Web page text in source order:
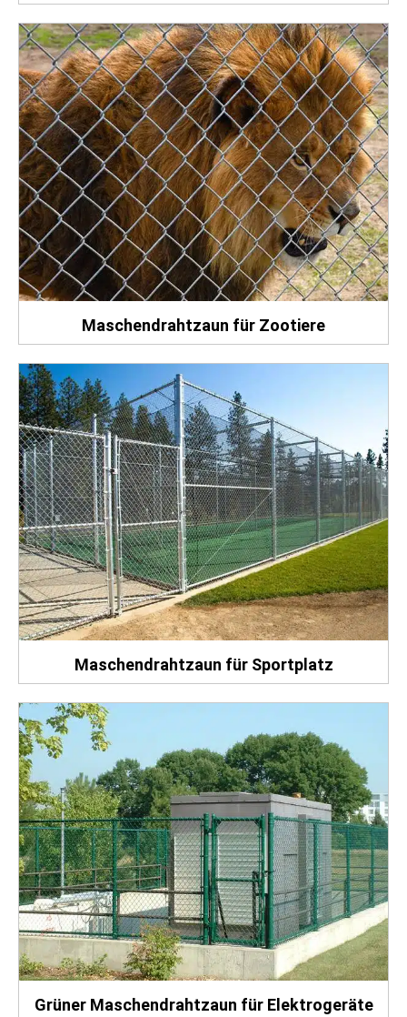
Maschendrahtzaun für Zootiere
Maschendrahtzaun für Sportplatz
Grüner Maschendrahtzaun für Elektrogeräte